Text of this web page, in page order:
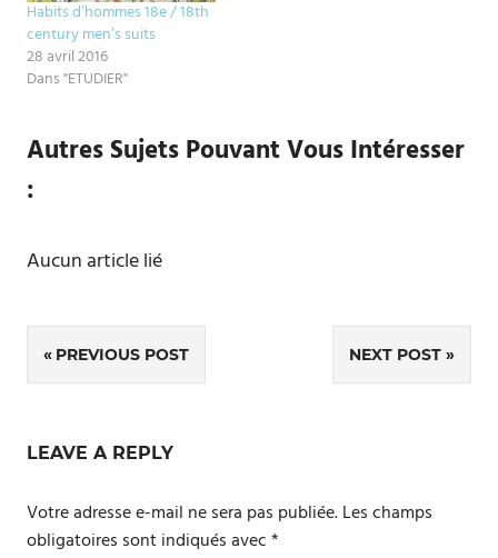
Habits d’hommes 18e / 18th
century men’s suits
28 avril 2016
Dans "ETUDIER"
Autres Sujets Pouvant Vous Intéresser
:
Aucun article lié
Navigation
de
l’article
PREVIOUS POST NEXT POST
LEAVE A REPLY
Votre adresse e-mail ne sera pas publiée.Les champs
obligatoires sont indiqués avec*